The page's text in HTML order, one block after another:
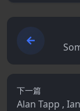
下一篇
Alan Tapp ,